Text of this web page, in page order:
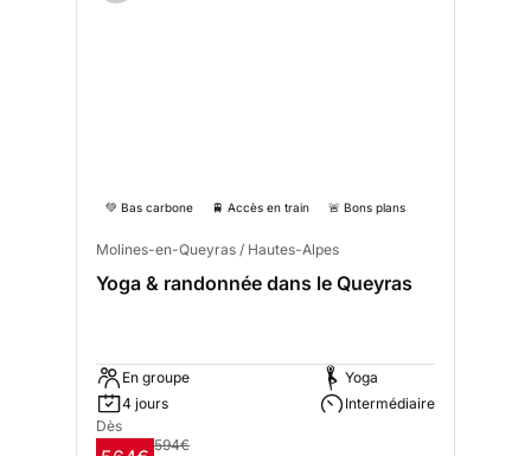
💚 Bas carbone 🚆 Accès en train 🚨 Bons plans
Molines-en-Queyras / Hautes-Alpes
Yoga & randonnée dans le Queyras
En groupe
4 jours
Yoga
Intermédiaire
Dès
594€